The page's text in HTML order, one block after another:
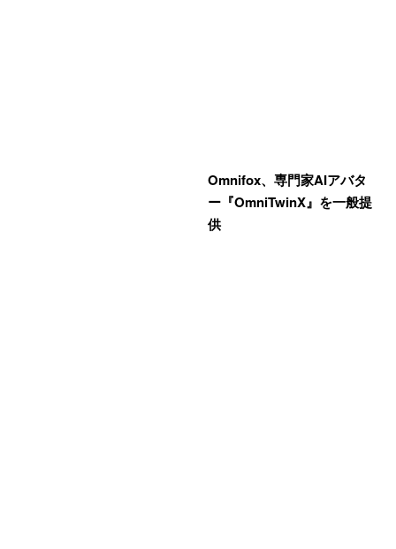
Omnifox、専門家AIアバタ
ー『OmniTwinX』を一般提
供